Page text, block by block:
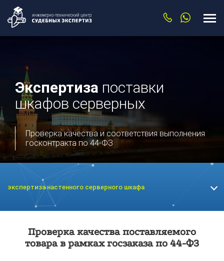
Экспертиза поставки
шкафов серверных
Проверка качества и соответствия выполнения
госконтракта по 44-ФЗ
экспертиза настенного серверного шкафа
Sony
Проверка качества поставляемого
товара в рамках госзаказа по 44-ФЗ